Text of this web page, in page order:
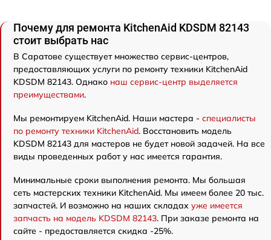
Почему для ремонта KitchenAid KDSDM 82143
стоит выбрать нас
В Саратове существует множество сервис-центров,
предоставляющих услуги по ремонту техники KitchenAid
KDSDM 82143. Однако наш сервис-центр выделяется
преимуществами.
Мы ремонтируем KitchenAid. Наши мастера - специалисты
по ремонту техники KitchenAid. Восстановить модель
KDSDM 82143 для мастеров не будет новой задачей. На все
виды проведенных работ у нас имеется гарантия.
Минимальные сроки выполнения ремонта. Мы большая
сеть мастерских техники KitchenAid. Мы имеем более 20 тыс.
запчастей. И возможно на наших складах уже имеется
запчасть на модель KDSDM 82143. При заказе ремонта на
сайте - предоставляется скидка -25%.